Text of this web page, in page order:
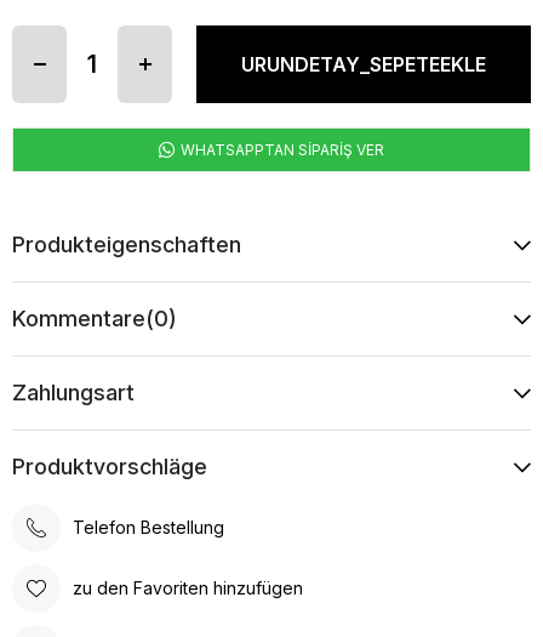
WHATSAPPTAN SİPARİŞ VER
Produkteigenschaften
Kommentare(0)
Zahlungsart
Produktvorschläge
Telefon Bestellung
zu den Favoriten hinzufügen